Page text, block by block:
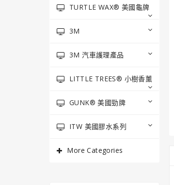
TURTLE WAX® 美國龜牌
3M
3M 汽車護理產品
LITTLE TREES® 小樹香薰
GUNK® 美國勁牌
ITW 美國膠水系列
More Categories